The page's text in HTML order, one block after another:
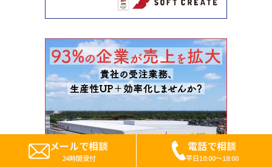
メールで相談
24時間受付
電話で相談
平日10:00～18:00